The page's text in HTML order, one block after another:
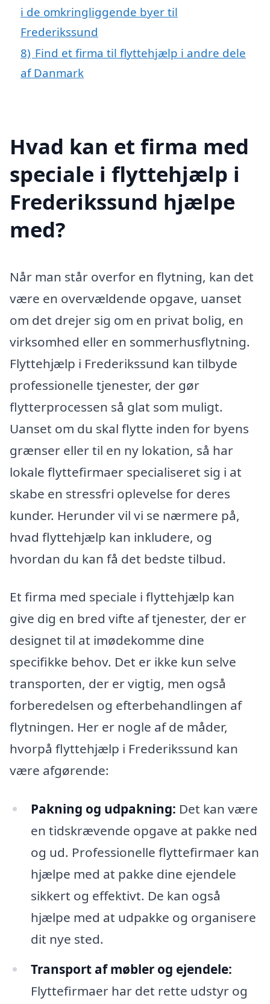
i de omkringliggende byer til
Frederikssund
8) Find et firma til flyttehjælp i andre dele
af Danmark
Hvad kan et firma med
speciale i flyttehjælp i
Frederikssund hjælpe
med?
Når man står overfor en flytning, kan det
være en overvældende opgave, uanset
om det drejer sig om en privat bolig, en
virksomhed eller en sommerhusflytning.
Flyttehjælp i Frederikssund kan tilbyde
professionelle tjenester, der gør
flytterprocessen så glat som muligt.
Uanset om du skal flytte inden for byens
grænser eller til en ny lokation, så har
lokale flyttefirmaer specialiseret sig i at
skabe en stressfri oplevelse for deres
kunder. Herunder vil vi se nærmere på,
hvad flyttehjælp kan inkludere, og
hvordan du kan få det bedste tilbud.
Et firma med speciale i flyttehjælp kan
give dig en bred vifte af tjenester, der er
designet til at imødekomme dine
specifikke behov. Det er ikke kun selve
transporten, der er vigtig, men også
forberedelsen og efterbehandlingen af
flytningen. Her er nogle af de måder,
hvorpå flyttehjælp i Frederikssund kan
være afgørende:
Pakning og udpakning: Det kan være
en tidskrævende opgave at pakke ned
og ud. Professionelle flyttefirmaer kan
hjælpe med at pakke dine ejendele
sikkert og effektivt. De kan også
hjælpe med at udpakke og organisere
dit nye sted.
Transport af møbler og ejendele:
Flyttefirmaer har det rette udstyr og